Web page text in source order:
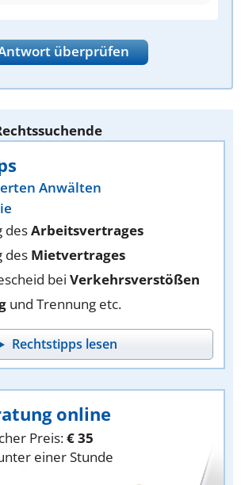
überprüfen
Anwälten
desArbeitsvertrages
des Mietvertrages
bei Verkehrsverstößen
und Trennung etc.
Rechtstipps lesen
online
Preis:€ 35
einer Stunde